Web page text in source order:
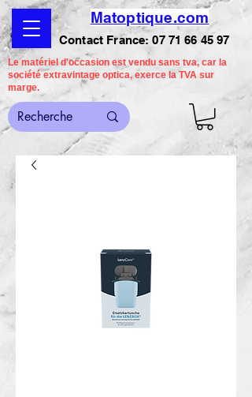
Matoptique.com
Contact France:07 71 66 45 97
Le matériel d'occasion est vendu sans tva, car la
société extravintage optica, exerce la TVA sur
marge.